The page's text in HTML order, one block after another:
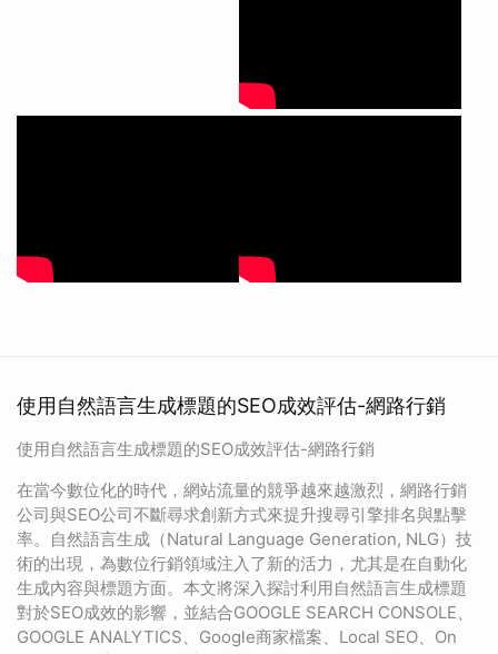
使用自然語言生成標題的SEO成效評估-網路行銷
使用自然語言生成標題的SEO成效評估-網路行銷
在當今數位化的時代，網站流量的競爭越來越激烈，網路行銷
公司與SEO公司不斷尋求創新方式來提升搜尋引擎排名與點擊
率。自然語言生成（Natural Language Generation, NLG）技
術的出現，為數位行銷領域注入了新的活力，尤其是在自動化
生成內容與標題方面。本文將深入探討利用自然語言生成標題
對於SEO成效的影響，並結合GOOGLE SEARCH CONSOLE、
GOOGLE ANALYTICS、Google商家檔案、Local SEO、On